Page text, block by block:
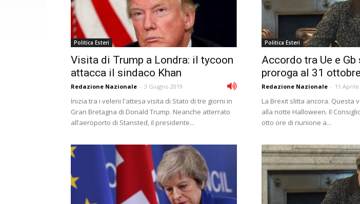
Politica Esteri
Visita di Trump a Londra: il tycoon
attacca il sindaco Khan
Redazione Nazionale - 3 Giugno 2019
Inizia tra i veleni l'attesa visita di Stato di tre giorni in
Gran Bretagna di Donald Trump. Neanche atterrato
all’aeroporto di Stansted, il presidente...
Politica Esteri
Accordo tra Ue e Gb
proroga al 31 ottobre
Redazione Nazionale - 11 Aprile
La Brexit slitta ancora. Questa
alla notte Halloween. Il
otto ore di riunione a...